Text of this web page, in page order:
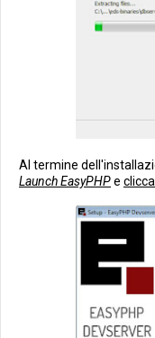
Al termine
Launch EasyPHPe